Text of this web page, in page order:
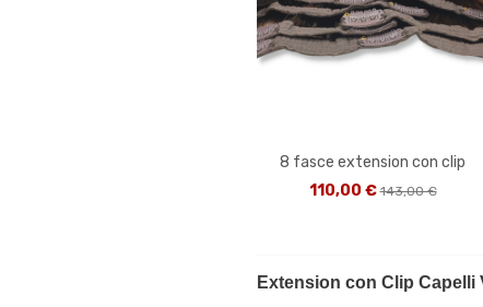
8 fasce extension con clip
110,00 €143,00 €
Extension con Clip Capelli